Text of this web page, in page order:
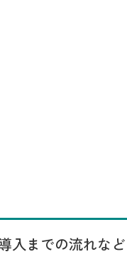
入までの流れなど